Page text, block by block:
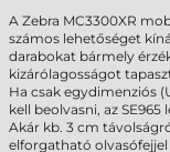
A Zebra MC3300XR
számos lehetőséget
darabokat bármely
kizárólagosságot
Ha csak egydimenziós
kell beolvasni, az
Akár kb. 3 cm
elforgatható